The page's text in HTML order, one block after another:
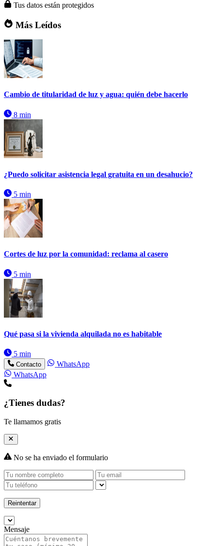
Tus datos están protegidos
Más Leídos
Cambio de titularidad de luz y agua: quién debe hacerlo
8 min
¿Puedo solicitar asistencia legal gratuita en un desahucio?
5 min
Cortes de luz por la comunidad: reclama al casero
5 min
Qué pasa si la vivienda alquilada no es habitable
5 min
Contacto
WhatsApp
WhatsApp
¿Tienes dudas?
Te llamamos gratis
No se ha enviado el formulario
Reintentar
Mensaje